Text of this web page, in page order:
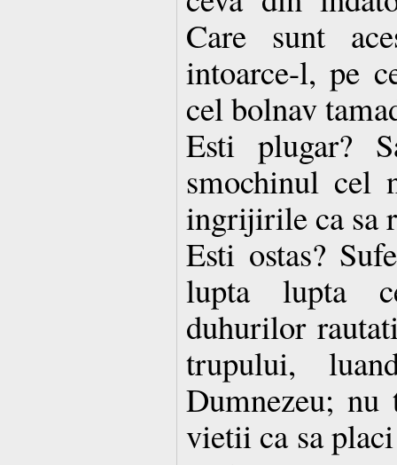
Care sunt
intoarce-l, pe
cel bolnav
Esti plugar?
smochinul cel
ingrijirile ca sa
Esti ostas?
lupta lupta
duhurilor
trupului,
Dumnezeu;
vietii ca sa